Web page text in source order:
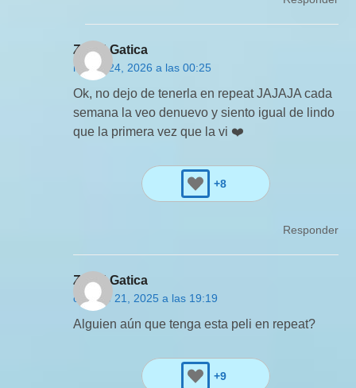
Zaxid Gatica
marzo 24, 2026 a las 00:25
Ok, no dejo de tenerla en repeat JAJAJA cada
semana la veo denuevo y siento igual de lindo
que la primera vez que la vi ❤️‍
+8
Responder
Zaxid Gatica
octubre 21, 2025 a las 19:19
Alguien aún que tenga esta peli en repeat?
+9